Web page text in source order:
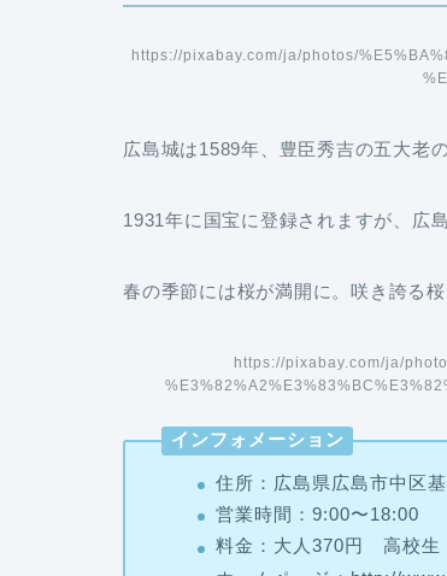
https://pixabay.com/ja/photos/
広島城は1589年、豊臣秀吉の五大老
1931年に国宝に登録されますが、広
春の季節には桜が満開に 。咲き誇る
https://pixabay.com/ja/
インフォメーション
住所：広島県広島市中区
営業時間：9:00〜18:00
料金：大人370円 高校